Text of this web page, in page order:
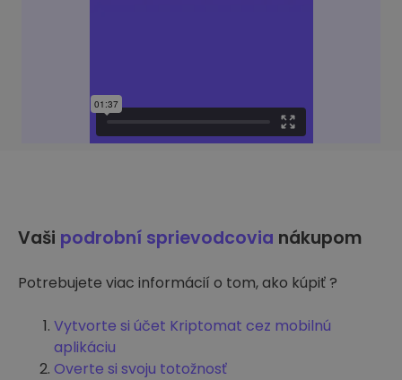
Vaši podrobní sprievodcovia nákupom
Potrebujete viac informácií o tom, ako kúpiť ?
Vytvorte si účet Kriptomat cez mobilnú
aplikáciu
Overte si svoju totožnosť